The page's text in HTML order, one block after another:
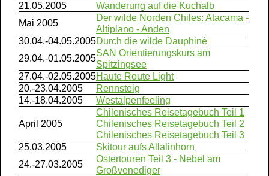
21.05.2005
Wanderung auf die Kuchalb
Mai 2005
Der wilde Norden Chiles: Atacama -
Altiplano - Anden
30.04.-04.05.2005Durch die wilde Dauphiné
29.04.-01.05.2005
SAN Orientierungskurs am
Spitzingsee
27.04.-02.05.2005Haute Route Light
20.-23.04.2005
Rennsteig
14.-18.04.2005
Westalpenfeeling
April 2005
Chilenisches Reisetagebuch Teil 1
Chilenisches Reisetagebuch Teil 2
Chilenisches Reisetagebuch Teil 3
25.03.2005
Skitour aufs Allalinhorn
24.-27.03.2005
Ostertouren Teil 3 - Nebel am
Großvenediger